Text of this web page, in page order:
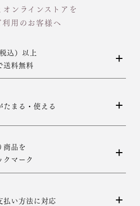
ンラインストアを
利用のお客様へ
込）以上
送料無料
たまる・使える
商品を
マーク
払い方法に対応